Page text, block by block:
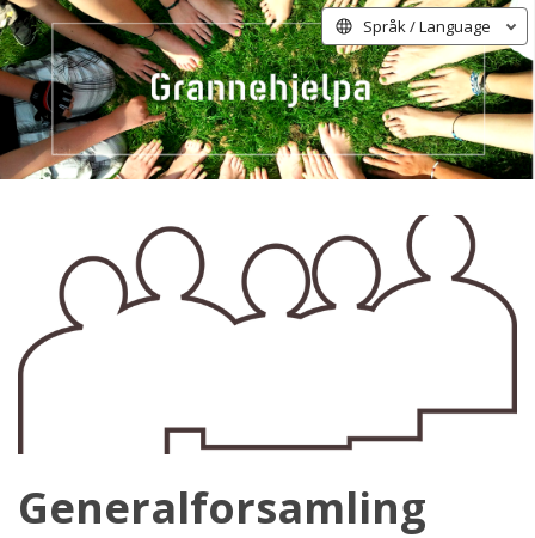
Språk / Language
Generalforsamling